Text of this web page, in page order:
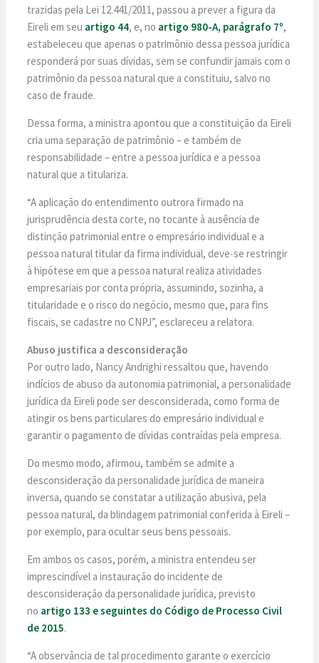
trazidas pela Lei 12.441/2011, passou a prever a figura da
Eireli em seu artigo 44, e, no artigo 980-A, parágrafo 7º,
estabeleceu que apenas o patrimônio dessa pessoa jurídica
responderá por suas dívidas, sem se confundir jamais com o
patrimônio da pessoa natural que a constituiu, salvo no
caso de fraude.
Dessa forma, a ministra apontou que a constituição da Eireli
cria uma separação de patrimônio – e também de
responsabilidade – entre a pessoa jurídica e a pessoa
natural que a titulariza.
“A aplicação do entendimento outrora firmado na
jurisprudência desta corte, no tocante à ausência de
distinção patrimonial entre o empresário individual e a
pessoa natural titular da firma individual, deve-se restringir
à hipótese em que a pessoa natural realiza atividades
empresariais por conta própria, assumindo, sozinha, a
titularidade e o risco do negócio, mesmo que, para fins
fiscais, se cadastre no CNPJ”, esclareceu a relatora.
Abuso justifica a desconsideração
Por outro lado, Nancy Andrighi ressaltou que, havendo
indícios de abuso da autonomia patrimonial, a personalidade
jurídica da Eireli pode ser desconsiderada, como forma de
atingir os bens particulares do empresário individual e
garantir o pagamento de dívidas contraídas pela empresa.
Do mesmo modo, afirmou, também se admite a
desconsideração da personalidade jurídica de maneira
inversa, quando se constatar a utilização abusiva, pela
pessoa natural, da blindagem patrimonial conferida à Eireli –
por exemplo, para ocultar seus bens pessoais.
Em ambos os casos, porém, a ministra entendeu ser
imprescindível a instauração do incidente de
desconsideração da personalidade jurídica, previsto
no artigo 133 e seguintes do Código de Processo Civil
de 2015.
“A observância de tal procedimento garante o exercício